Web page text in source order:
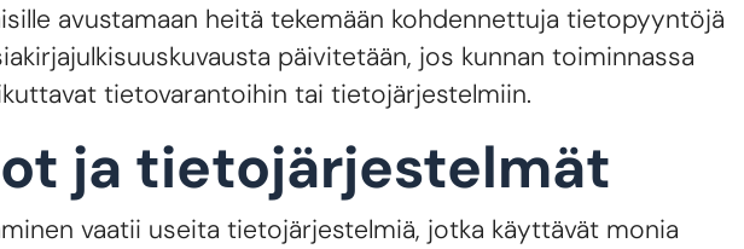
avustamaan heitä tekemään kohdennettuja tietopyyntöjä
päivitetään, jos kunnan toiminnassa
tietovarantoihin tai tietojärjestelmiin.
ja tietojärjestelmät
vaatii useita tietojärjestelmiä, jotka käyttävät monia